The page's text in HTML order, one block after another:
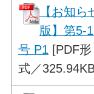
【お知ら
版】第5-
号 P1 [PDF形
式／